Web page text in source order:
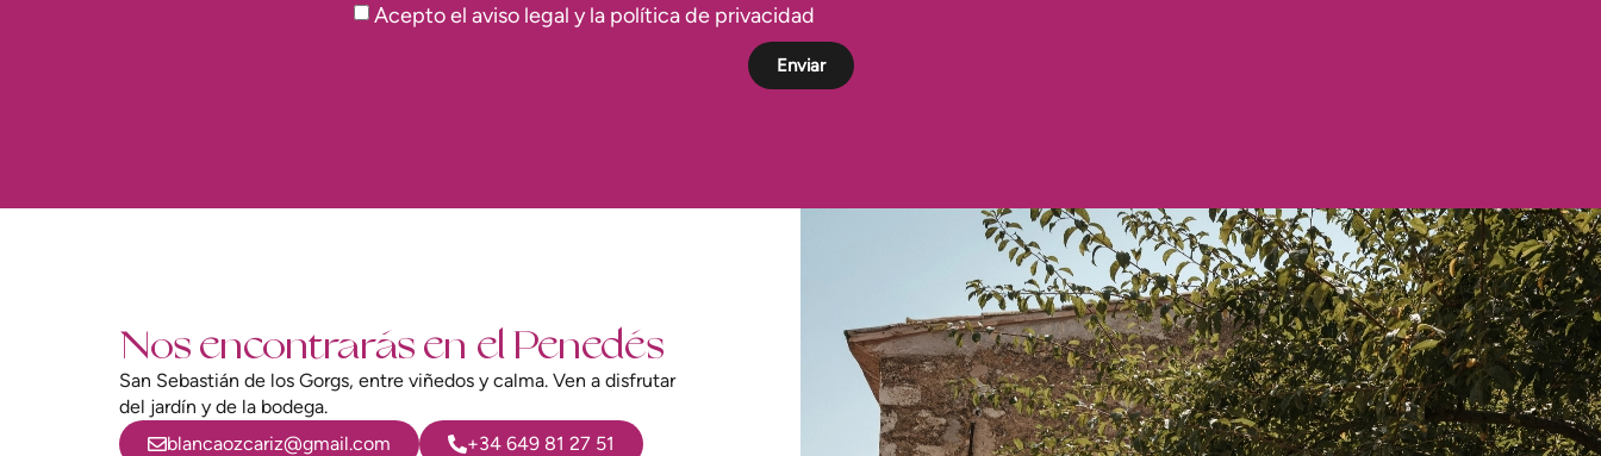
Acepto el aviso legal y la política de privacidad
Enviar
Nos encontrarás en el Penedés
San Sebastián de los Gorgs, entre viñedos y calma. Ven a disfrutar
del jardín y de la bodega.
blancaozcariz@gmail.com
+34 649 81 27 51